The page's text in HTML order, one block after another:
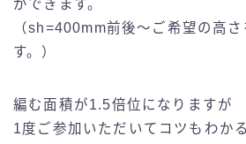
ができます。
（sh=400mm前後〜ご希望の高
す。）
編む面積が1.5倍位になりますが
1度ご参加いただいてコツもわか